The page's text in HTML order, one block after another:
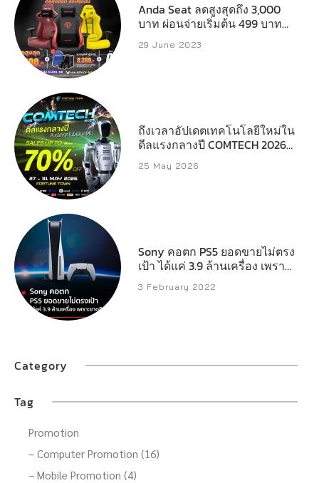
Anda Seat ลดสูงสุดถึง 3,000
บาท ผ่อนจ่ายเริ่มต้น 499 บาทต่อ
เดือน
29 June 2023
ถึงเวลาอัปเดตเทคโนโลยีใหม่ใน
ดีลแรงกลางปี COMTECH 2026
ลดสูงสุด 70%
25 May 2026
Sony คอตก PS5 ยอดขายไม่ตรง
เป้า ได้แค่ 3.9 ล้านเครื่อง เพราะ
ขาดชิป
3 February 2022
Category
Tag
Promotion
– Computer Promotion (16)
– Mobile Promotion (4)